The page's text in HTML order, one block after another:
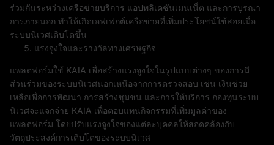
ร่วมกันระหว่างเครือข่ายบริการ แอปพลิเคชันเมนเน็ต และการบูรณา
การภายนอก ทำให้เกิดเอฟเฟกต์เครือข่ายที่เพิ่มประโยชน์ใช้สอยเมื่อ
ระบบนิเวศเติบโตขึ้น
แรงจูงใจและรางวัลทางเศรษฐกิจ
แพลตฟอร์มใช้ KAIA เพื่อสร้างแรงจูงใจในรูปแบบต่างๆ ของการมี
ส่วนร่วมของระบบนิเวศนอกเหนือจากการตรวจสอบ เช่น เงินช่วย
เหลือเพื่อการพัฒนา การสร้างชุมชน และการให้บริการ กองทุนระบบ
นิเวศจะแจกจ่าย KAIA เพื่อตอบแทนกิจกรรมที่เพิ่มมูลค่าของ
แพลตฟอร์ม โดยปรับแรงจูงใจของแต่ละบุคคลให้สอดคล้องกับ
วัตถุประสงค์การเติบโตของระบบนิเวศ